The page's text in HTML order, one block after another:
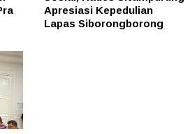
Apresiasi Kepedulian
Lapas Siborongborong